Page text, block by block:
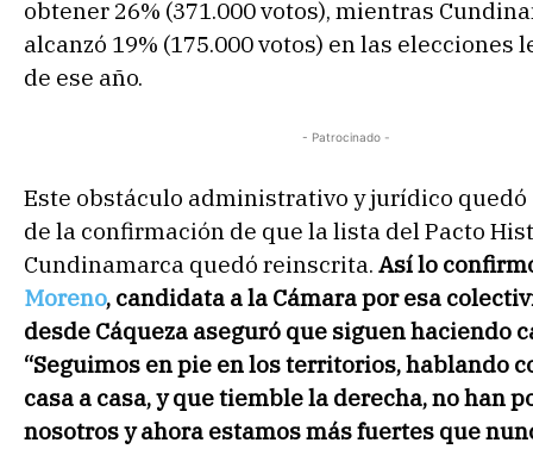
obtener 26% (371.000 votos), mientras
alcanzó 19% (175.000 votos) en las elecciones
de ese año.
- Patrocinado -
Este obstáculo administrativo y jurídico quedó
de la confirmación de que la lista del Pacto
Cundinamarca quedó reinscrita. Así lo
Moreno, candidata a la Cámara por esa
desde Cáqueza aseguró que siguen haciendo
“Seguimos en pie en los territorios, hablando
casa a casa, y que tiemble la derecha, no han
nosotros y ahora estamos más fuertes que